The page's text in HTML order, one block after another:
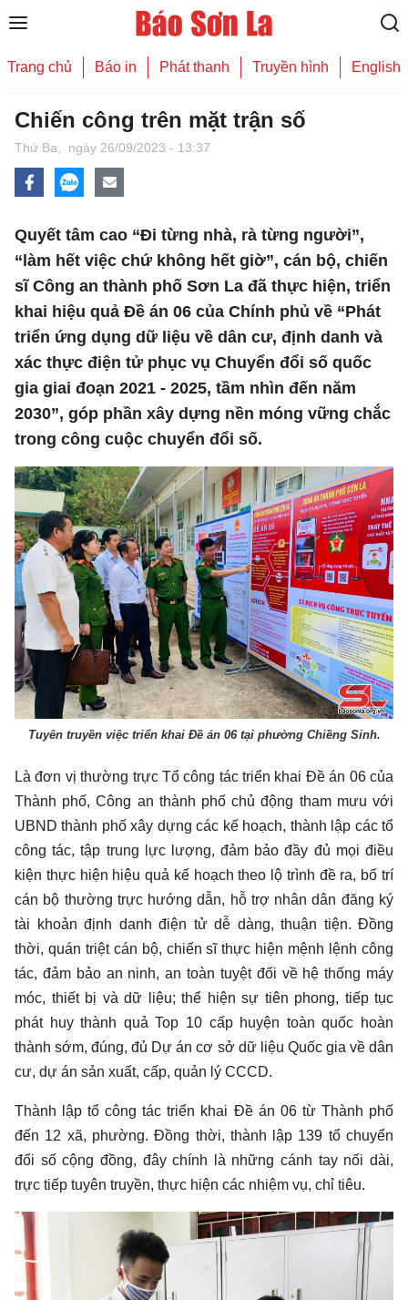
Trang chủ Báo in Phát thanh Truyền hình English
Chiến công trên mặt trận số
Thứ Ba, ngày 26/09/2023 - 13:37
Quyết tâm cao “Ði từng nhà, rà từng người”,
“làm hết việc chứ không hết giờ”, cán bộ, chiến
sĩ Công an thành phố Sơn La đã thực hiện, triển
khai hiệu quả Đề án 06 của Chính phủ về “Phát
triển ứng dụng dữ liệu về dân cư, định danh và
xác thực điện tử phục vụ Chuyển đổi số quốc
gia giai đoạn 2021 - 2025, tầm nhìn đến năm
2030”, góp phần xây dựng nền móng vững chắc
trong công cuộc chuyển đổi số.
Tuyên truyền việc triển khai Đề án 06 tại phường Chiềng Sinh.
Là đơn vị thường trực Tổ công tác triển khai Đề án 06 của
Thành phố, Công an thành phố chủ động tham mưu với
UBND thành phố xây dựng các kế hoạch, thành lập các tổ
công tác, tập trung lực lượng, đảm bảo đầy đủ mọi điều
kiện thực hiện hiệu quả kế hoạch theo lộ trình đề ra, bố trí
cán bộ thường trực hướng dẫn, hỗ trợ nhân dân đăng ký
tài khoản định danh điện tử dễ dàng, thuận tiện. Đồng
thời, quán triệt cán bộ, chiến sĩ thực hiện mệnh lệnh công
tác, đảm bảo an ninh, an toàn tuyệt đối về hệ thống máy
móc, thiết bị và dữ liệu; thể hiện sự tiên phong, tiếp tục
phát huy thành quả Top 10 cấp huyện toàn quốc hoàn
thành sớm, đúng, đủ Dự án cơ sở dữ liệu Quốc gia về dân
cư, dự án sản xuất, cấp, quản lý CCCD.
Thành lập tổ công tác triển khai Đề án 06 từ Thành phố
đến 12 xã, phường. Đồng thời, thành lập 139 tổ chuyển
đổi số cộng đồng, đây chính là những cánh tay nối dài,
trực tiếp tuyên truyền, thực hiện các nhiệm vụ, chỉ tiêu.